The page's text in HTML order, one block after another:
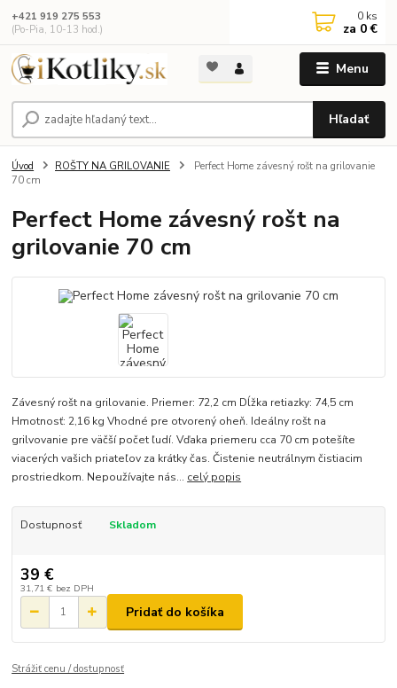
Menu
Hľadať
+421 919 275 553
(Po-Pia, 10-13 hod.)
0 ks
za 0 €
Úvod ROŠTY NA GRILOVANIE
Perfect Home závesný rošt na grilovanie
70 cm
Perfect Home závesný rošt na
grilovanie 70 cm
Závesný rošt na grilovanie. Priemer: 72,2 cm Dĺžka retiazky: 74,5 cm
Hmotnosť: 2,16 kg Vhodné pre otvorený oheň. Ideálny rošt na
grilvovanie pre väčší počet ľudí. Vďaka priemeru cca 70 cm potešíte
viacerých vašich priateľov za krátky čas. Čistenie neutrálnym čistiacim
prostriedkom. Nepoužívajte nás... celý popis
Dostupnosť Skladom
39 €
31,71 € bez DPH
Pridať do košíka
Strážiť cenu / dostupnosť